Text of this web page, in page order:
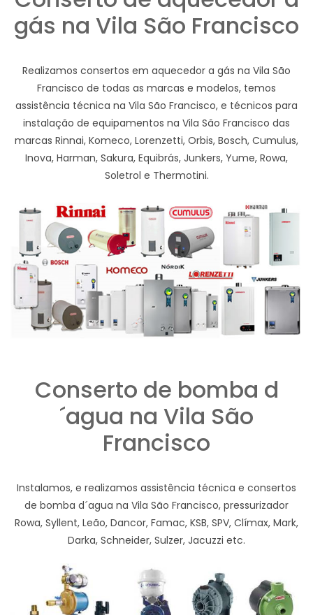
gás na Vila São Francisco
Realizamos consertos em aquecedor a gás na Vila São
Francisco de todas as marcas e modelos, temos
assistência técnica na Vila São Francisco, e técnicos para
instalação de equipamentos na Vila São Francisco das
marcas Rinnai, Komeco, Lorenzetti, Orbis, Bosch, Cumulus,
Inova, Harman, Sakura, Equibrás, Junkers, Yume, Rowa,
Soletrol e Thermotini.
Conserto de bomba d
´agua na Vila São
Francisco
Instalamos, e realizamos assistência técnica e consertos
de bomba d´agua na Vila São Francisco, pressurizador
Rowa, Syllent, Leão, Dancor, Famac, KSB, SPV, Clímax, Mark,
Darka, Schneider, Sulzer, Jacuzzi etc.